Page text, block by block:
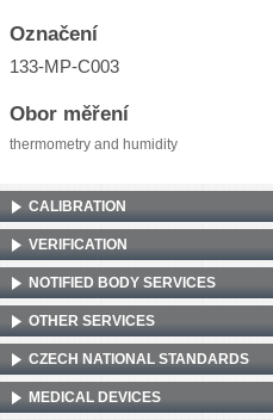
Označení
133-MP-C003
Obor měření
thermometry and humidity
CALIBRATION
VERIFICATION
NOTIFIED BODY SERVICES
OTHER SERVICES
CZECH NATIONAL STANDARDS
MEDICAL DEVICES